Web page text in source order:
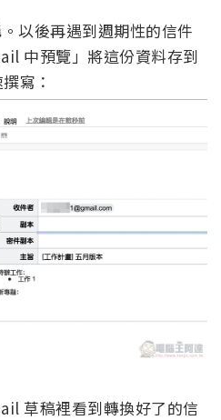
以後再遇到週期性的信件
中預覽」將這份資料存到
寫：
草稿裡看到轉換好了的信